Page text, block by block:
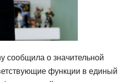
сообщила о значительной
функции в единый